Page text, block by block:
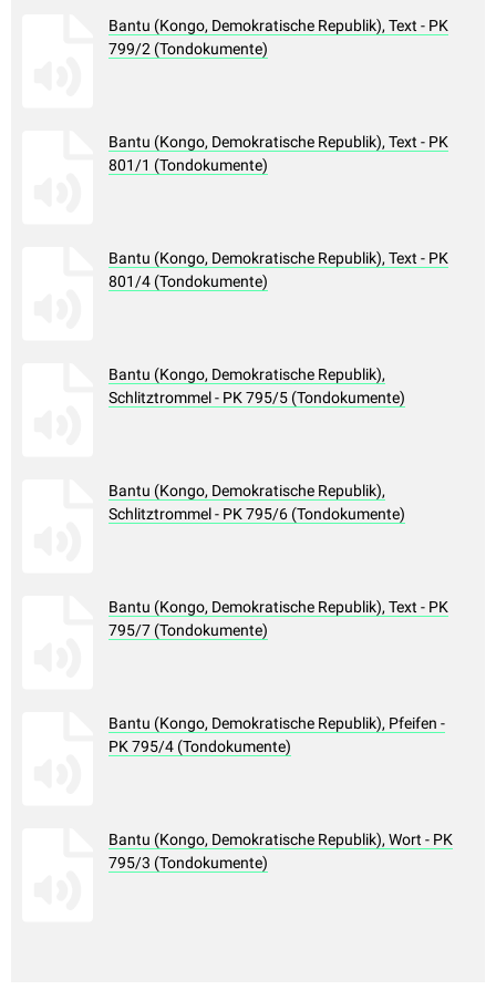
Bantu (Kongo, Demokratische Republik), Text - PK
799/2 (Tondokumente)
Bantu (Kongo, Demokratische Republik), Text - PK
801/1 (Tondokumente)
Bantu (Kongo, Demokratische Republik), Text - PK
801/4 (Tondokumente)
Bantu (Kongo, Demokratische Republik),
Schlitztrommel - PK 795/5 (Tondokumente)
Bantu (Kongo, Demokratische Republik),
Schlitztrommel - PK 795/6 (Tondokumente)
Bantu (Kongo, Demokratische Republik), Text - PK
795/7 (Tondokumente)
Bantu (Kongo, Demokratische Republik), Pfeifen -
PK 795/4 (Tondokumente)
Bantu (Kongo, Demokratische Republik), Wort - PK
795/3 (Tondokumente)